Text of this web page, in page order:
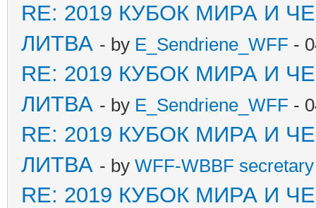
RE: 2019 КУБОК МИРА И
ЛИТВА - by E_Sendriene_WFF -
RE: 2019 КУБОК МИРА И
ЛИТВА - by E_Sendriene_WFF -
RE: 2019 КУБОК МИРА И
ЛИТВА - by WFF-WBBF
RE: 2019 КУБОК МИРА И